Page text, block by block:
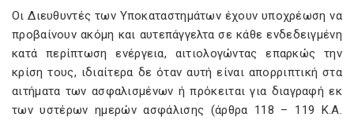
Οι Διευθυντές των Υποκαταστημάτων έχουν υποχρέωση να
προβαίνουν ακόμη και αυτεπάγγελτα σε κάθε ενδεδειγμένη
κατά περίπτωση ενέργεια, αιτιολογώντας επαρκώς την
κρίση τους, ιδιαίτερα δε όταν αυτή είναι απορριπτική στα
αιτήματα των ασφαλισμένων ή πρόκειται για διαγραφή εκ
των υστέρων ημερών ασφάλισης (άρθρα 118 – 119 Κ.Α.